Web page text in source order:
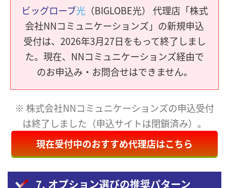
ビッグローブ光（BIGLOBE光） 代理店「株式
会社NNコミュニケーションズ」の新規申込
受付は、2026年3月27日をもって終了しまし
た。現在、NNコミュニケーションズ経由で
のお申込み・お問合せはできません。
※ 株式会社NNコミュニケーションズの申込受付
は終了しました（申込サイトは閉鎖済み）。
現在受付中のおすすめ代理店はこちら
7. オプション選びの推奨パターン